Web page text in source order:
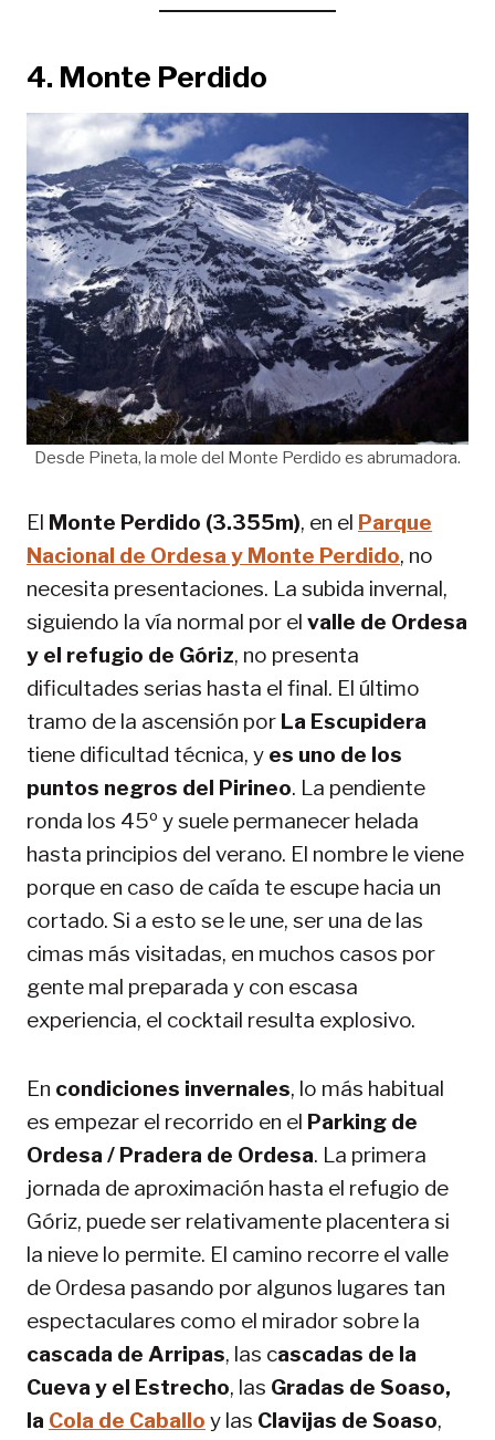
4. Monte Perdido
Desde Pineta, la mole del Monte Perdido es abrumadora.
El Monte Perdido (3.355m), en el Parque
Nacional de Ordesa y Monte Perdido, no
necesita presentaciones. La subida invernal,
siguiendo la vía normal por el valle de Ordesa
y el refugio de Góriz, no presenta
dificultades serias hasta el final. El último
tramo de la ascensión por La Escupidera
tiene dificultad técnica, y es uno de los
puntos negros del Pirineo. La pendiente
ronda los 45º y suele permanecer helada
hasta principios del verano. El nombre le viene
porque en caso de caída te escupe hacia un
cortado. Si a esto se le une, ser una de las
cimas más visitadas, en muchos casos por
gente mal preparada y con escasa
experiencia, el cocktail resulta explosivo.
En condiciones invernales, lo más habitual
es empezar el recorrido en el Parking de
Ordesa / Pradera de Ordesa. La primera
jornada de aproximación hasta el refugio de
Góriz, puede ser relativamente placentera si
la nieve lo permite. El camino recorre el valle
de Ordesa pasando por algunos lugares tan
espectaculares como el mirador sobre la
cascada de Arripas, las cascadas de la
Cueva y el Estrecho, las Gradas de Soaso,
la Cola de Caballo y las Clavijas de Soaso,